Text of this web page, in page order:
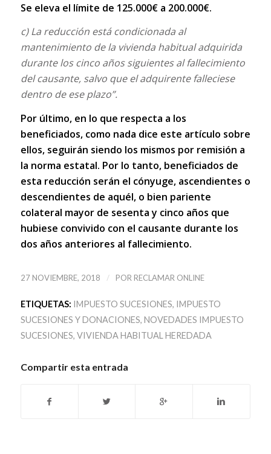
Se eleva el límite de 125.000€ a 200.000€.
c) La reducción está condicionada al
mantenimiento de la vivienda habitual adquirida
durante los cinco años siguientes al fallecimiento
del causante, salvo que el adquirente falleciese
dentro de ese plazo”.
Por último, en lo que respecta a los
beneficiados, como nada dice este artículo sobre
ellos, seguirán siendo los mismos por remisión a
la norma estatal. Por lo tanto, beneficiados de
esta reducción serán el cónyuge, ascendientes o
descendientes de aquél, o bien pariente
colateral mayor de sesenta y cinco años que
hubiese convivido con el causante durante los
dos años anteriores al fallecimiento.
27 NOVIEMBRE, 2018 / POR RECLAMAR ONLINE
ETIQUETAS: IMPUESTO SUCESIONES, IMPUESTO
SUCESIONES Y DONACIONES, NOVEDADES IMPUESTO
SUCESIONES, VIVIENDA HABITUAL HEREDADA
Compartir esta entrada